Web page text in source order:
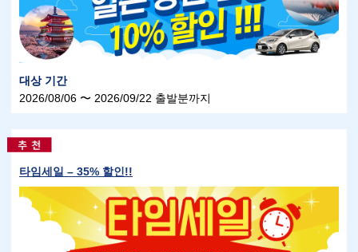
대상 기간
2026/08/06 〜 2026/09/22 출발분까지
타임세일 – 35% 할인!!